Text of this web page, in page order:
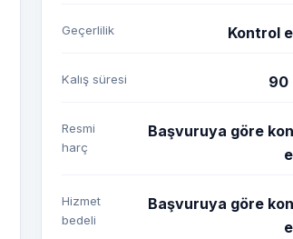
Geçerlilik Kontrol
Kalış süresi 90
Resmi
harç
Başvuruya göre
Hizmet
bedeli
Başvuruya göre